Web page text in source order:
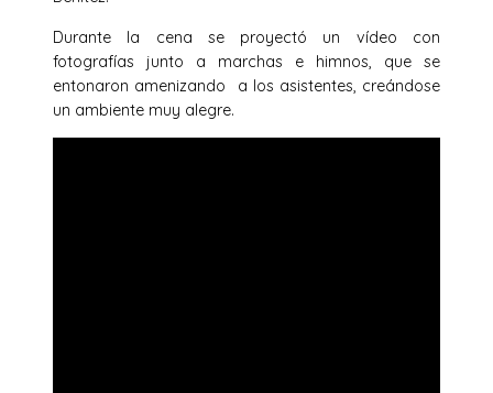
Durante la cena se proyectó un vídeo con
fotografías junto a marchas e himnos, que se
entonaron amenizando a los asistentes, creándose
un ambiente muy alegre.